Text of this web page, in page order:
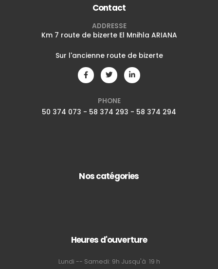
Contact
ADDRESSE
Km 7 route de bizerte El Mnihla ARIANA
Sur l'ancienne route de bizerte
PHONE
50 374 073 - 58 374 293 - 58 374 294
Nos catégories
Heures d'ouverture
Lundi -- Samedi: 9h Jusqu'à 19 h